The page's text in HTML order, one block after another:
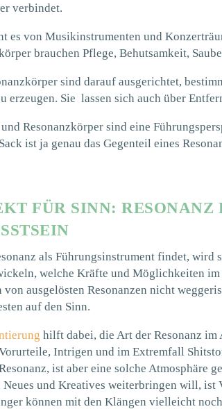
verbindet.
es von Musikinstrumenten und
brauchen Pflege, Behutsamkeit,
sind darauf ausgerichtet,
erzeugen. Sie lassen sich auch über
Resonanzkörper sind eine
ist ja genau das Gegenteil eines
FÜR SINN: RESONANZ
als Führungsinstrument findet, wird
welche Kräfte und Möglichkeiten
von ausgelösten Resonanzen nicht
auf den Sinn.
hilft dabei, die Art der Resonanz im
Intrigen und im Extremfall
ist aber eine solche Atmosphäre
Neues und Kreatives weiterbringen will, ist
können mit den Klängen vielleicht